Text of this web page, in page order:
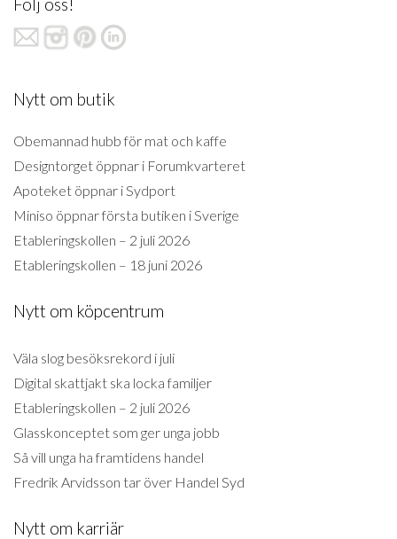
Följ oss!
Nytt om butik
Obemannad hubb för mat och kaffe
Designtorget öppnar i Forumkvarteret
Apoteket öppnar i Sydport
Miniso öppnar första butiken i Sverige
Etableringskollen – 2 juli 2026
Etableringskollen – 18 juni 2026
Nytt om köpcentrum
Väla slog besöksrekord i juli
Digital skattjakt ska locka familjer
Etableringskollen – 2 juli 2026
Glasskonceptet som ger unga jobb
Så vill unga ha framtidens handel
Fredrik Arvidsson tar över Handel Syd
Nytt om karriär